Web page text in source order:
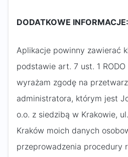
DODATKOWE INFORMACJE:
Aplikacje powinny zawierać
podstawie art. 7 ust. 1
wyrażam zgodę na
administratora, którym jest
o.o. z siedzibą w Krakowie,
Kraków moich danych
przeprowadzenia procedury